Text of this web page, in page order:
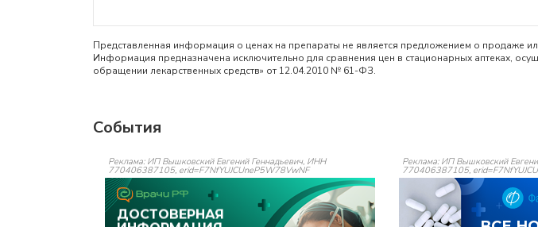
Представленная информация о ценах на препараты не является предложением о продаже
Информация предназначена исключительно для сравнения цен в стационарных аптеках,
обращении лекарственных средств» от 12.04.2010 № 61-ФЗ.
События
Реклама: ИП Вышковский Евгений Геннадьевич, ИНН
770406387105, erid=F7NfYUJCUneP5W78VwNF
Реклама: ИП Вышковский
770406387105,